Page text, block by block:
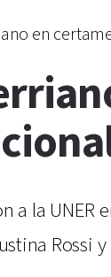
en
a la
Rossi